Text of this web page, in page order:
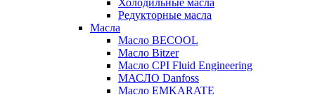
Холодильные масла
Редукторные масла
Масла
Масло BECOOL
Масло Bitzer
Масло CPI Fluid Engineering
МАСЛО Danfoss
Масло EMKARATE